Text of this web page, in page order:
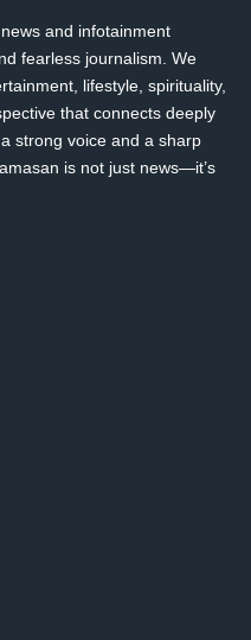
and infotainment
fearless journalism. We
lifestyle, spirituality,
that connects deeply
strong voice and a sharp
is not just news—it’s